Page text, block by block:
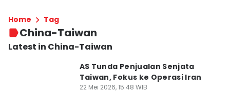
Home Tag
China-Taiwan
Latest in China-Taiwan
AS Tunda Penjualan Senjata
Taiwan, Fokus ke Operasi Iran
22 Mei 2026, 15:48 WIB